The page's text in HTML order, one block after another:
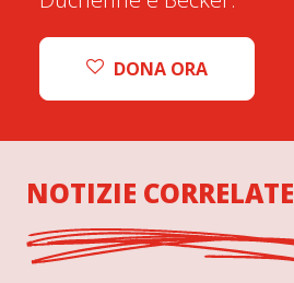
DONA ORA
NOTIZIE CORRELATE